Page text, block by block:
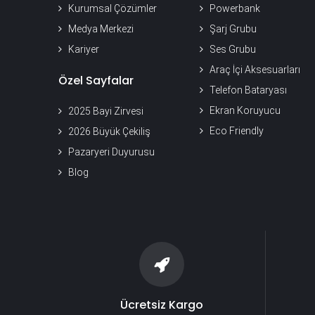
Kurumsal Çözümler
Medya Merkezi
Kariyer
Özel Sayfalar
2025 Bayi Zirvesi
2026 Büyük Çekiliş
Pazaryeri Duyurusu
Blog
Powerbank
Şarj Grubu
Ses Grubu
Araç İçi Aksesuarları
Telefon Bataryası
Ekran Koruyucu
Eco Friendly
Ücretsiz Kargo